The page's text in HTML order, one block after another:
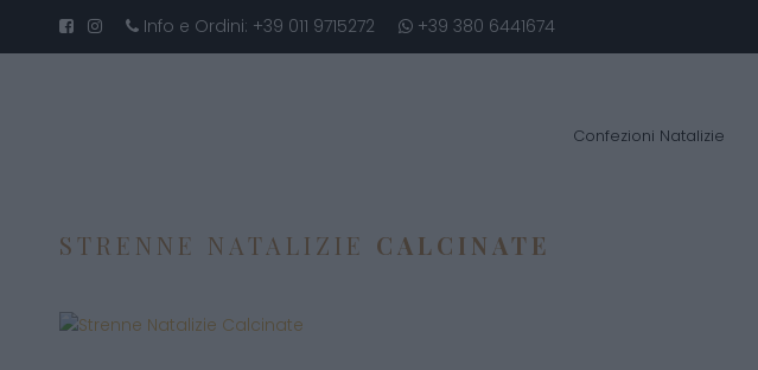
Info e Ordini: +39 011 9715272 +39 380 6441674
Confezioni Natalizie
STRENNE NATALIZIE CALCINATE